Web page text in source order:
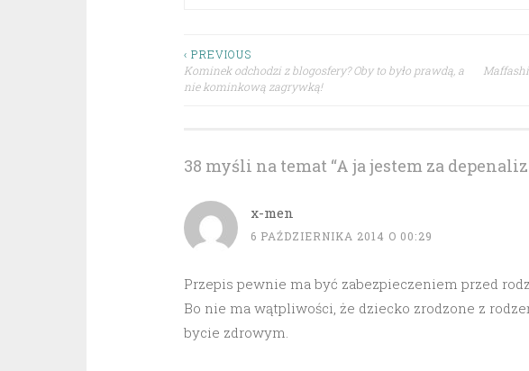
Nawigacja
wpisu
‹ PREVIOUS
Kominek odchodzi z blogosfery? Oby to było prawdą, a
nie kominkową zagrywką!
38 myśli na temat “A ja jestem za
x-men
6 PAŹDZIERNIKA 2014 O 00:29
Przepis pewnie ma być zabezpieczeniem przed
Bo nie ma wątpliwości, że dziecko zrodzone z
bycie zdrowym.